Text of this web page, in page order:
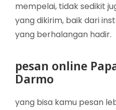
mempelai, tidak sedikit
yang dikirim, baik dari
yang berhalangan hadir.
pesan online
Darmo
yang bisa kamu pesan